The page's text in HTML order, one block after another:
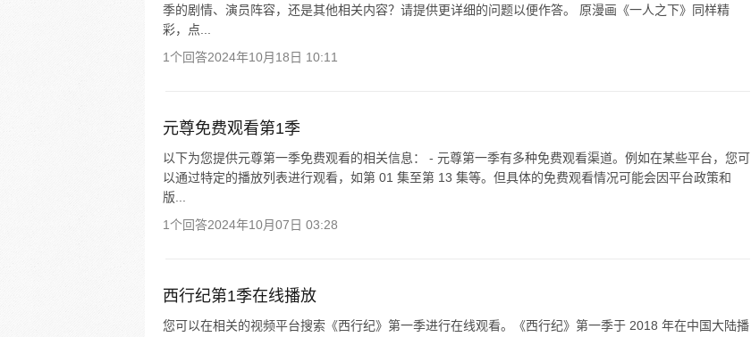
季的剧情、演员阵容，还是其他相关内容？请提供更详细的问题以便作答。 原漫画《一人之下》同样精
彩，点...
1个回答2024年10月18日 10:11
元尊免费观看第1季
以下为您提供元尊第一季免费观看的相关信息： - 元尊第一季有多种免费观看渠道。例如在某些平台，您可
以通过特定的播放列表进行观看，如第 01 集至第 13 集等。但具体的免费观看情况可能会因平台政策和
版...
1个回答2024年10月07日 03:28
西行纪第1季在线播放
您可以在相关的视频平台搜索《西行纪》第一季进行在线观看。《西行纪》第一季于 2018 年在中国大陆播